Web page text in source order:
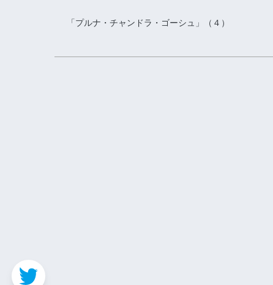
「プルナ・チャンドラ・ゴーシュ」（４）